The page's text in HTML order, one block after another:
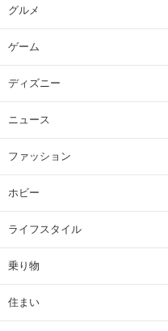
グルメ
ゲーム
ディズニー
ニュース
ファッション
ホビー
ライフスタイル
乗り物
住まい